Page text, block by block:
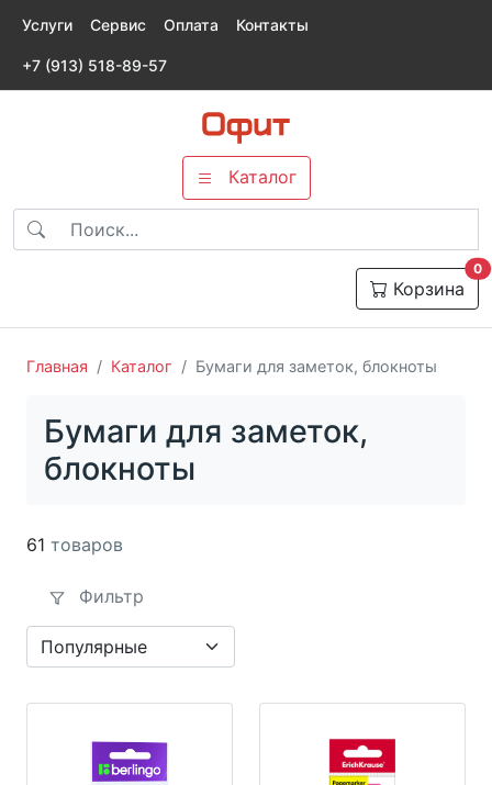
Услуги Сервис Оплата Контакты
+7 (913) 518-89-57
Каталог
Корзина
0
Главная Каталог Бумаги для заметок, блокноты
Бумаги для заметок,
блокноты
61 товаров
Фильтр